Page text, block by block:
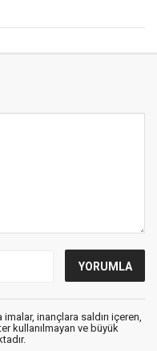
inançlara saldırı içeren,
kullanılmayan ve büyük